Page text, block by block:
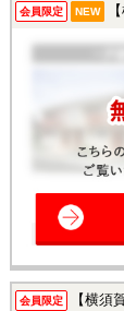
会員限定 NEW
会員限定 【横須